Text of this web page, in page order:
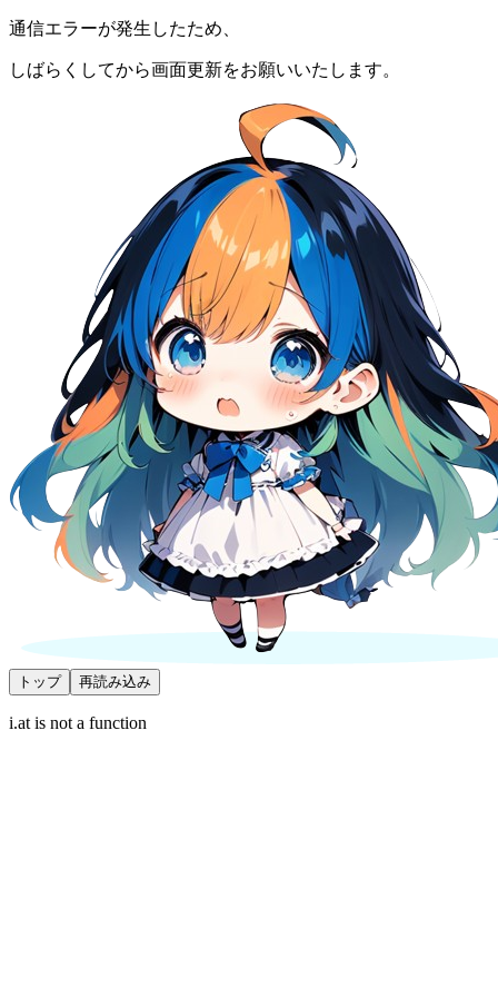
通信エラーが発生したため、
しばらくしてから画面更新をお願いいたします。
トップ 再読み込み
i.at is not a function